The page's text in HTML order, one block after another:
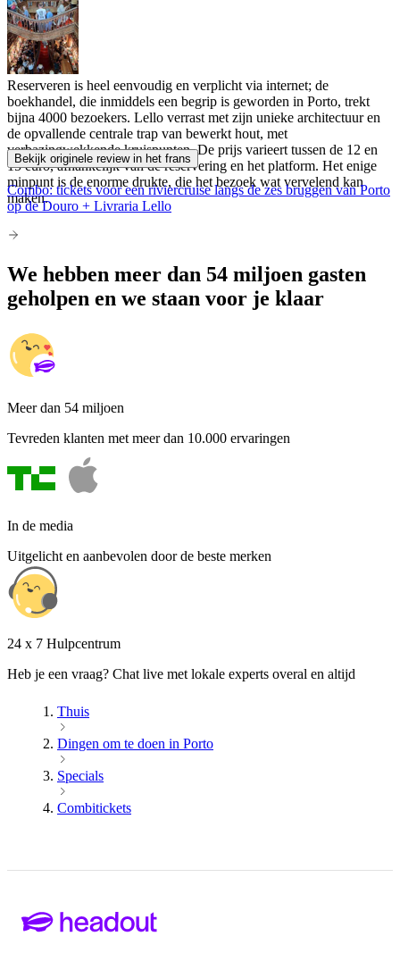
Reserveren is heel eenvoudig en verplicht via internet; de
boekhandel, die inmiddels een begrip is geworden in Porto, trekt
bijna 4000 bezoekers. Lello verrast met zijn unieke architectuur en
de opvallende centrale trap van bewerkt hout, met
verbazingwekkende kruispunten. De prijs varieert tussen de 12 en
15 euro, afhankelijk van de reservering en het platform. Het enige
minpunt is de enorme drukte, die het bezoek wat vervelend kan
maken.
Bekijk originele review in het frans
Combo: tickets voor een riviercruise langs de zes bruggen van Porto
op de Douro + Livraria Lello
We hebben meer dan 54 miljoen gasten
geholpen en we staan voor je klaar
Meer dan 54 miljoen
Tevreden klanten met meer dan 10.000 ervaringen
In de media
Uitgelicht en aanbevolen door de beste merken
24 x 7 Hulpcentrum
Heb je een vraag? Chat live met lokale experts overal en altijd
Thuis
Dingen om te doen in Porto
Specials
Combitickets